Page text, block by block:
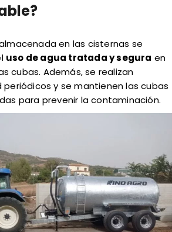
en las cisternas se
uso de agua tratada y segura en
cubas. Además, se realizan
y se mantienen las cubas
para prevenir la contaminación.